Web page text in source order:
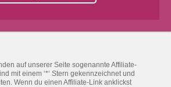
auf unserer Seite sogenannte Affiliate-
mit einem ‘*‘ Stern gekennzeichnet und
Wenn du einen Affiliate-Link anklickst